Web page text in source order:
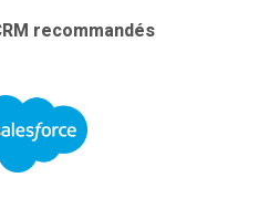
recommandés